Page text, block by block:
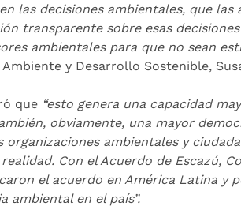
las decisiones ambientales, que las
transparente sobre esas
ambientales para que no sean
y Desarrollo Sostenible,
que “esto genera una capacidad
obviamente, una mayor
ambientales y
Con el Acuerdo de Escazú,
el acuerdo en América Latina y
ambiental en el país”.